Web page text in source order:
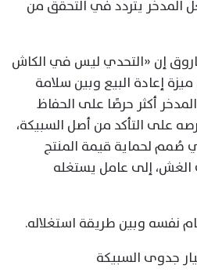
المدخر يتردد في التحقق من
إن «التحدي ليس في الكاش
إعادة البيع وبين سلامة
أكثر حرصًا على الحفاظ
على التأكد من أصل السبيكة،
صُمم لحماية قيمة المنتج
الغش، إلى عامل يستغله
نفسه وبين طريقة استغلاله.
جدوى السبيكة